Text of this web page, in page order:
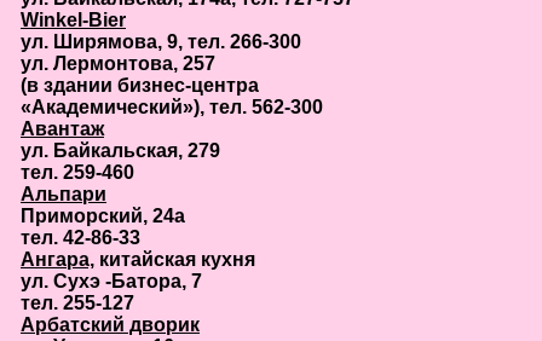
Winkel-Bier
ул. Ширямова, 9, тел. 266-300
ул. Лермонтова, 257
(в здании бизнес-центра
«Академический»), тел. 562-300
Авантаж
ул. Байкальская, 279
тел. 259-460
Альпари
Приморский, 24а
тел. 42-86-33
Ангара, китайская кухня
ул. Сухэ -Батора, 7
тел. 255-127
Арбатский дворик